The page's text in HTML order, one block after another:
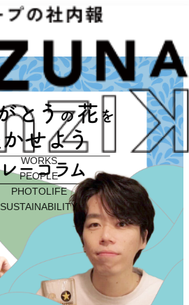
WORKS
PEOPLE
PHOTOLIFE
SUSTAINABILITY